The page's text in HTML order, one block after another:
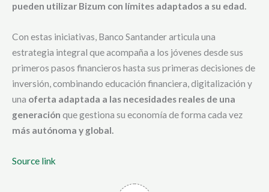
pueden utilizar Bizum con límites adaptados a su edad.
Con estas iniciativas, Banco Santander articula una
estrategia integral que acompaña a los jóvenes desde sus
primeros pasos financieros hasta sus primeras decisiones de
inversión, combinando educación financiera, digitalización y
una oferta adaptada a las necesidades reales de una
generación que gestiona su economía de forma cada vez
más autónoma y global.
Source link